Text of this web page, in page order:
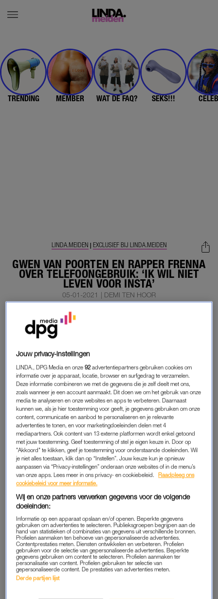
TRENDING MEMBER WAT DE FAQ? SEKS!!!
GWEN VAN POORTEN EN RAPPER FRENNA
OVER TELEFOONGEBRUIK: ‘IK WIL NIET
LEVEN VOOR INSTA’
LINDA.MEIDEN | EXCLUSIEF BIJ LINDA.MEIDEN
05-01-2021 | DEMI TEN HOOR
Het gloednieuwe LINDA.meiden nummer
BELLEN’staat volledig in het teken van social media en
offline gaan. Op de cover? Gwen van Poorten (31).
Samen met Frenna (29) gaat ze in gesprek over de invloed van
sociale media op hun leven. Want kunnen we nog zonder?
Maakt het ons gelukkig? En moéten we altijd aan staan? “Ik wil
niet leven voor Insta”, zegt Frenna erover in het interview.
Naast de invloed van social media lees je in het nummer over
over hun onzekerheid, verleden, hoe ze beide kijken naar
feminisme, hun dromen en sex. Bekijk de backstage-beelden
van de shoot bovenaan dit artikel.
#IKGAOFFLINE
Wil jij ook leren om, net als Gwen, vaker offline te gaan en je
telefoon links te laten liggen? Doe mee samen met ons, Gwen
en onder anderen Lizzy van der Ligt, Annekee Molenaar en
Eloise van Oranje mee aan #ikgaoffline en join the club. Op
zondag 10 januari gaan we allemaal een dagje offline.Lees er
hier alles over.
LINDA.meiden ‘MIJ NIET BELLEN’ ligt vanaf vandaag in de
Jouw privacy-instellingen
LINDA., DPG Media en onze92 advertentiepartners gebruiken cookies om
informatie over je apparaat, locatie, browser en surfgedrag te verzamelen.
Deze informatie combineren we met de gegevens die je zelf deelt met ons,
zoals wanneer je een account aanmaakt. Dit doen we om het gebruik van onze
media te analyseren en onze websites en apps te verbeteren. Daarnaast
kunnen we, als je hier toestemming voor geeft, je gegevens gebruiken om onze
content, communicatie en aanbod te personaliseren en je relevante
advertenties te tonen, en voor marketingdoeleinden delen met 4
mediapartners. Ook content van 13 externe platformen wordt enkel getoond
met jouw toestemming. Geef toestemming of stel je eigen keuze in. Door op
"Akkoord" te klikken, geef je toestemming voor onderstaande doeleinden. Wil
je niet alles toestaan, klik dan op “Instellen”. Jouw keuze kun je opnieuw
aanpassen via “Privacy-instellingen” onderaan onze websites of in de menu’s
van onze apps. Lees meer in ons privacy- en cookiebeleid.
Raadpleeg ons
cookiebeleid voor meer informatie.
Wij en onze partners verwerken gegevens voor de volgende
doeleinden:
Informatie op een apparaat opslaan en/of openen. Beperkte gegevens
gebruiken om advertenties te selecteren. Publieksgroepen begrijpen aan de
hand van statistieken of combinaties van gegevens uit verschillende bronnen.
Profielen aanmaken ten behoeve van gepersonaliseerde advertenties.
Contentprestaties meten. Diensten ontwikkelen en verbeteren. Profielen
gebruiken voor de selectie van gepersonaliseerde advertenties. Beperkte
gegevens gebruiken om content te selecteren. Profielen aanmaken ter
personalisatie van content. Profielen gebruiken ter selectie van
gepersonaliseerde content. De prestaties van advertenties meten.
Derde partijen lijst